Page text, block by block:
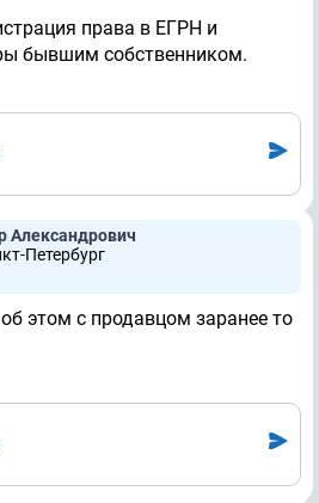
права в ЕГРН и
бывшим собственником.
Александрович
Петербург
этом с продавцом заранее то